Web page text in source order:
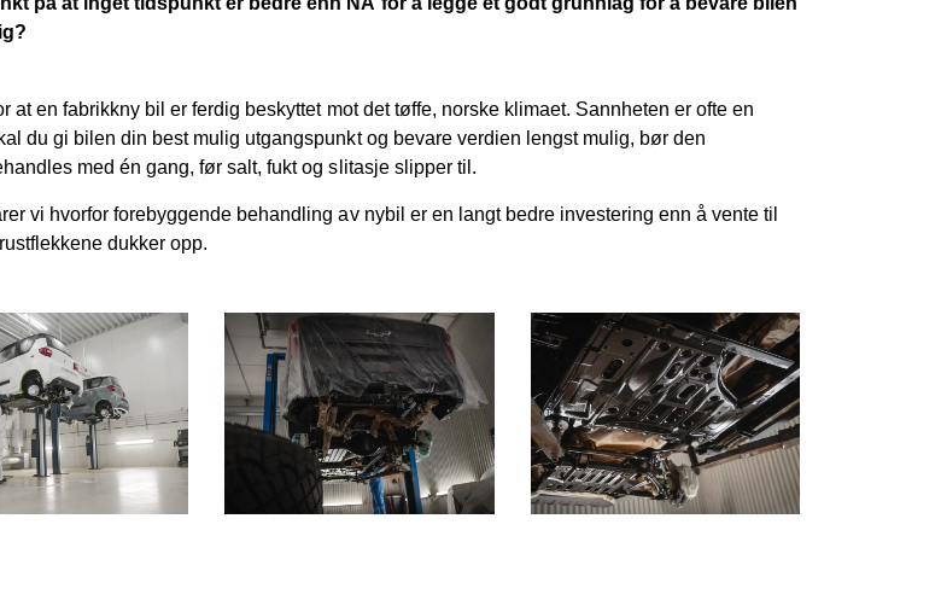
at en fabrikkny bil er ferdig beskyttet mot det tøffe, norske klimaet. Sannheten er ofte en
du gi bilen din best mulig utgangspunkt og bevare verdien lengst mulig, bør den
med én gang, før salt, fukt og slitasje slipper til.
vi hvorfor forebyggende behandling av nybil er en langt bedre investering enn å vente til
dukker opp.